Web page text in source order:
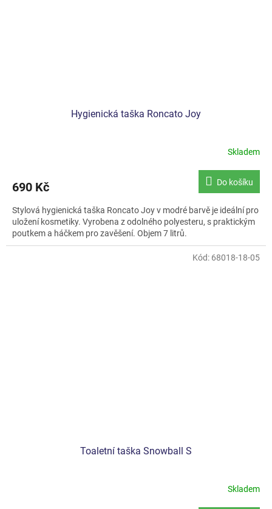
Hygienická taška Roncato Joy
je
z
5
hvězdiček.
Skladem
690 Kč Do košíku
Stylová hygienická taška Roncato Joy v modré barvě je ideální pro
uložení kosmetiky. Vyrobena z odolného polyesteru, s praktickým
poutkem a háčkem pro zavěšení. Objem 7 litrů.
Toaletní taška Snowball S
Skladem
Kód: 68018-18-05